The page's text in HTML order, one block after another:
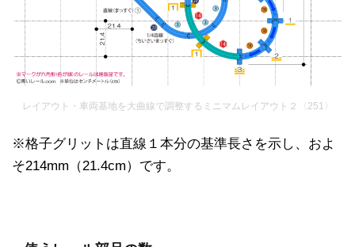
レイアウト・車両基地を大曲線で調整するミニマムレイアウト２〈251〉
※格子グリットは直線１本分の基準長さを示し、およ
そ214mm（21.4cm）です。